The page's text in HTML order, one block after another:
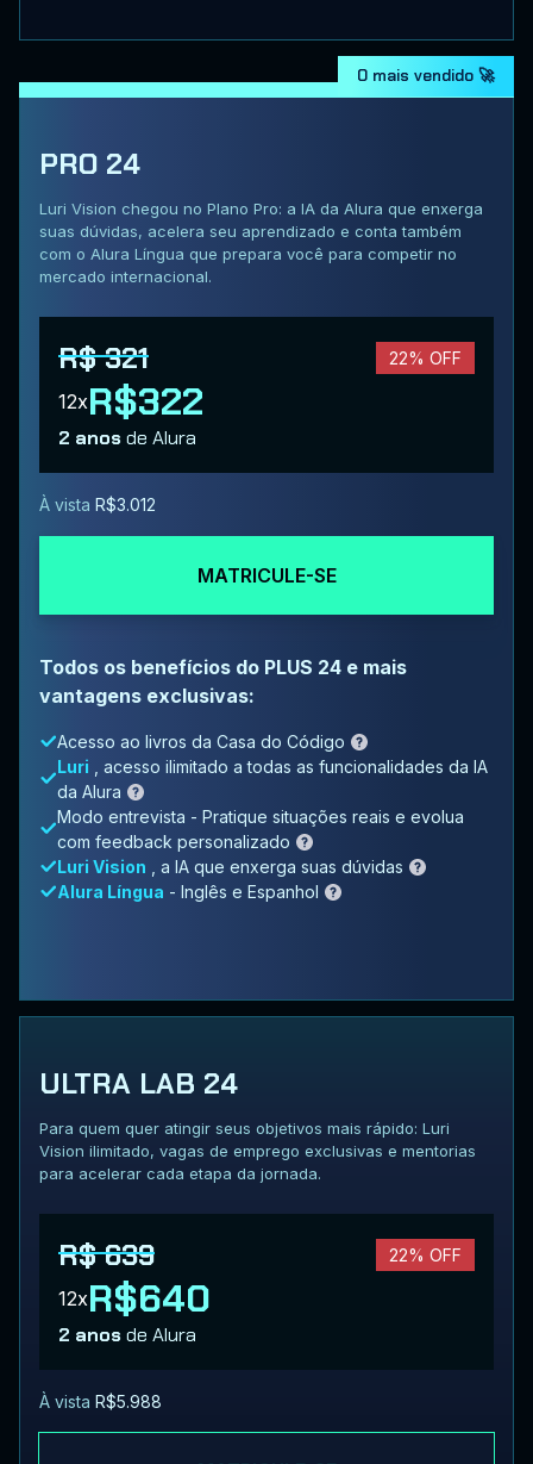
O mais vendido 🚀
PRO 24
Luri Vision chegou no Plano Pro: a IA da Alura que enxerga
suas dúvidas, acelera seu aprendizado e conta também
com o Alura Língua que prepara você para competir no
mercado internacional.
R$ 321 22% OFF
12xR$322
2 anosde Alura
À vista R$3.012
MATRICULE-SE
Todos os benefícios do PLUS 24 e mais
vantagens exclusivas:
Acesso ao livros da Casa do Código
Luri
, acesso ilimitado a todas as funcionalidades da IA
da Alura
Modo entrevista - Pratique situações reais e evolua
com feedback personalizado
Luri Vision
, a IA que enxerga suas dúvidas
Alura Língua - Inglês e Espanhol
ULTRA LAB 24
Para quem quer atingir seus objetivos mais rápido: Luri
Vision ilimitado, vagas de emprego exclusivas e mentorias
para acelerar cada etapa da jornada.
R$ 639 22% OFF
12xR$640
2 anosde Alura
À vista R$5.988